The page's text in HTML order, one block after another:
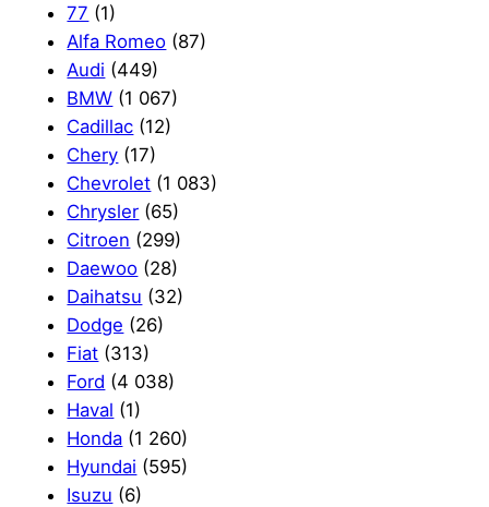
77 (1)
Alfa Romeo (87)
Audi (449)
BMW (1 067)
Cadillac (12)
Chery (17)
Chevrolet (1 083)
Chrysler (65)
Citroen (299)
Daewoo (28)
Daihatsu (32)
Dodge (26)
Fiat (313)
Ford (4 038)
Haval (1)
Honda (1 260)
Hyundai (595)
Isuzu (6)